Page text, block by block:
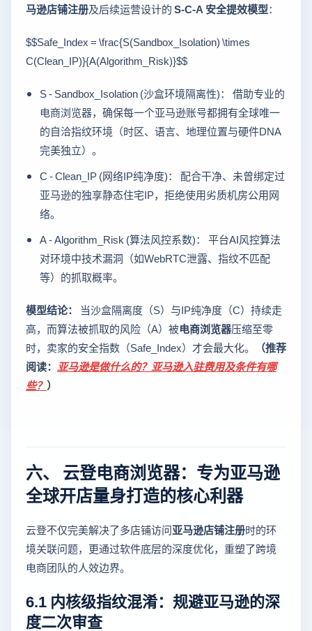
马逊店铺注册及后续运营设计的S-C-A 安全提效模型：
$$Safe_Index = \frac{S(Sandbox_Isolation) \times
C(Clean_IP)}{A(Algorithm_Risk)}$$
S - Sandbox_Isolation (沙盒环境隔离性)： 借助专业的
电商浏览器，确保每一个亚马逊账号都拥有全球唯一
的自洽指纹环境（时区、语言、地理位置与硬件DNA
完美独立）。
C - Clean_IP (网络IP纯净度)： 配合干净、未曾绑定过
亚马逊的独享静态住宅IP，拒绝使用劣质机房公用网
络。
A - Algorithm_Risk (算法风控系数)： 平台AI风控算法
对环境中技术漏洞（如WebRTC泄露、指纹不匹配
等）的抓取概率。
模型结论：
当沙盒隔离度（S）与IP纯净度（C）持续走
高，而算法被抓取的风险（A）被电商浏览器压缩至零
时，卖家的安全指数（Safe_Index）才会最大化。
（推荐
阅读： 亚马逊是做什么的？亚马逊入驻费用及条件有哪
些？ ）
六、 云登电商浏览器：专为亚马逊
全球开店量身打造的核心利器
云登不仅完美解决了多店铺访问亚马逊店铺注册时的环
境关联问题，更通过软件底层的深度优化，重塑了跨境
电商团队的人效边界。
6.1 内核级指纹混淆：规避亚马逊的深
度二次审查